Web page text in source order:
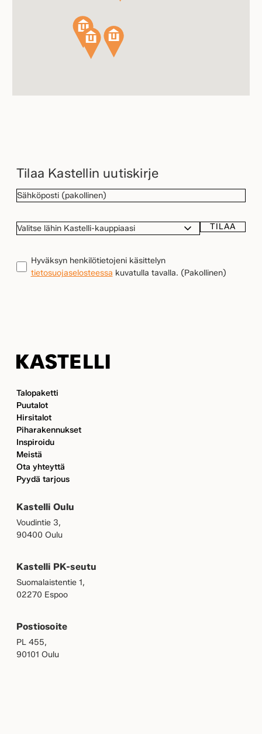
Tilaa Kastellin uutiskirje
SÄHKÖPOSTI(Pakollinen)
VALITSE
KAUPPIAASI
TIETOSUOJA(Pakollinen)
Hyväksyn henkilötietojeni käsittelyn
tietosuojaselosteessa kuvatulla tavalla. (Pakollinen)
TILAA
Talopaketti
Puutalot
Hirsitalot
Piharakennukset
Inspiroidu
Meistä
Ota yhteyttä
Pyydä tarjous
Kastelli Oulu
Voudintie 3,
90400 Oulu
Kastelli PK-seutu
Suomalaistentie 1,
02270 Espoo
Postiosoite
PL 455,
90101 Oulu